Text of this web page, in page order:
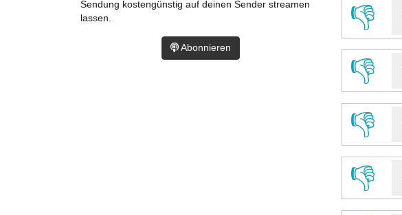
👎
👎
👎
👎
Sendung kostengünstig auf deinen Sender streamen
lassen.
Abonnieren